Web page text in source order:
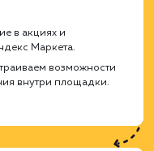
всю
Маркета